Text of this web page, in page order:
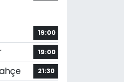
19:00
19:00
21:30